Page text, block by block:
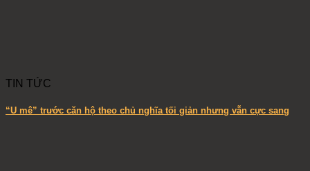
TIN TỨC
“U mê” trước căn hộ theo chủ nghĩa tối giản nhưng vẫn cực sang